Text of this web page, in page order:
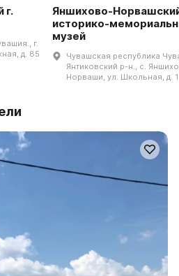
г.
г.
д. 85
Яншихово-
историко-
музей
Чувашская республика
Янтиковский р-н., с.
Норваши, ул. Школьная, д.